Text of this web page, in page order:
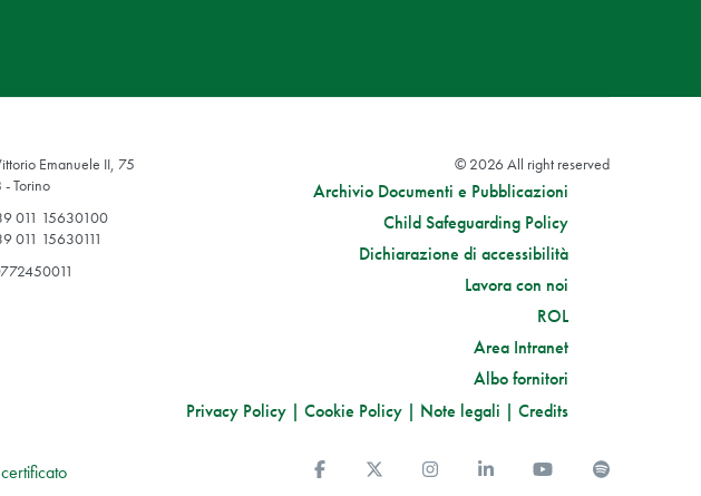
Emanuele II, 75
- Torino
011 15630100
011 15630111
© 2026 All right reserved
Archivio Documenti e Pubblicazioni
Child Safeguarding Policy
Dichiarazione di accessibilità
Lavora con noi
ROL
Area Intranet
Albo fornitori
Privacy Policy | Cookie Policy | Note legali | Credits
Facebook Twitter Instagram LinkedinYou TubeSpotify